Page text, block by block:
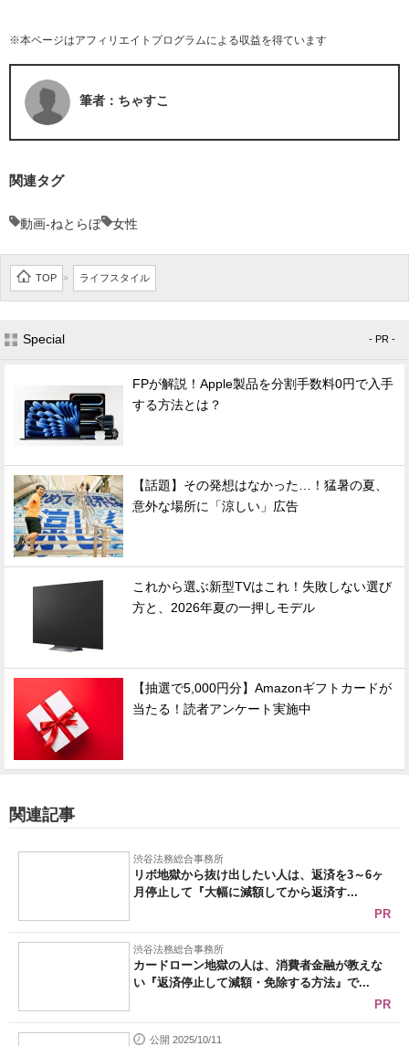
※本ページはアフィリエイトプログラムによる収益を得ています
筆者：ちゃすこ
関連タグ
動画-ねとらぼ 女性
TOP > ライフスタイル
Special - PR -
FPが解説！Apple製品を分割手数料0円で入手
する方法とは？
【話題】その発想はなかった…！猛暑の夏、
意外な場所に「涼しい」広告
これから選ぶ新型TVはこれ！失敗しない選び
方と、2026年夏の一押しモデル
【抽選で5,000円分】Amazonギフトカードが
当たる！読者アンケート実施中
関連記事
渋谷法務総合事務所
リボ地獄から抜け出したい人は、返済を3～6ヶ
月停止して『大幅に減額してから返済す...
PR
渋谷法務総合事務所
カードローン地獄の人は、消費者金融が教えな
い『返済停止して減額・免除する方法』で...
PR
公開 2025/10/11